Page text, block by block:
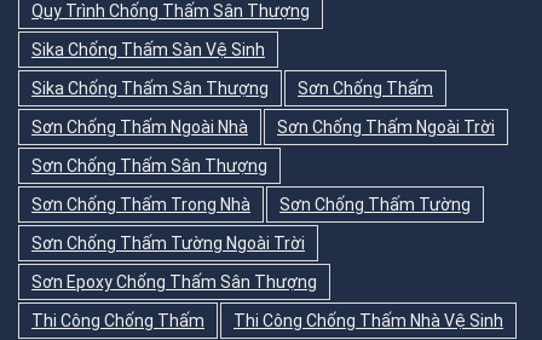
Quy Trình Chống Thấm Sân Thượng
Sika Chống Thấm Sàn Vệ Sinh
Sika Chống Thấm Sân Thượng
Sơn Chống Thấm
Sơn Chống Thấm Ngoài Nhà
Sơn Chống Thấm Ngoài Trời
Sơn Chống Thấm Sân Thượng
Sơn Chống Thấm Trong Nhà
Sơn Chống Thấm Tường
Sơn Chống Thấm Tường Ngoài Trời
Sơn Epoxy Chống Thấm Sân Thượng
Thi Công Chống Thấm
Thi Công Chống Thấm Nhà Vệ Sinh